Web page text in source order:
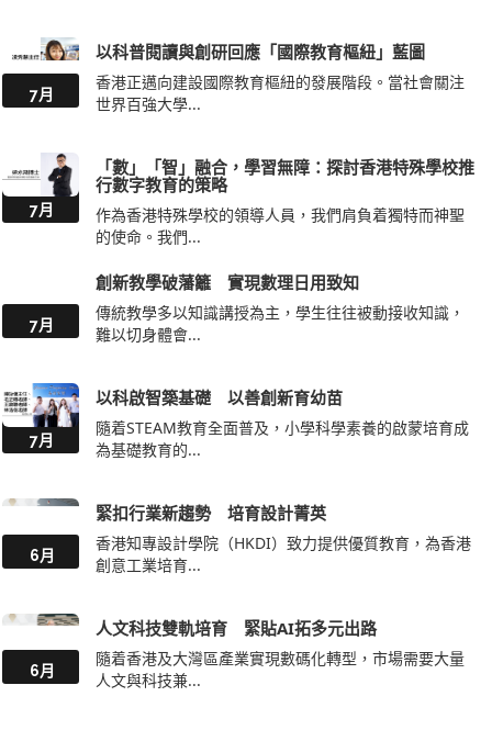
7月
以科普閱讀與創研回應「國際教育樞紐」藍圖
香港正邁向建設國際教育樞紐的發展階段。當社會關注
世界百強大學...
7月
「數」「智」融合，學習無障：探討香港特殊學校推
行數字教育的策略
作為香港特殊學校的領導人員，我們肩負着獨特而神聖
的使命。我們...
7月
創新教學破藩籬 實現數理日用致知
傳統教學多以知識講授為主，學生往往被動接收知識，
難以切身體會...
7月
以科啟智築基礎 以善創新育幼苗
隨着STEAM教育全面普及，小學科學素養的啟蒙培育成
為基礎教育的...
6月
緊扣行業新趨勢 培育設計菁英
香港知專設計學院（HKDI）致力提供優質教育，為香港
創意工業培育...
6月
人文科技雙軌培育 緊貼AI拓多元出路
隨着香港及大灣區產業實現數碼化轉型，市場需要大量
人文與科技兼...